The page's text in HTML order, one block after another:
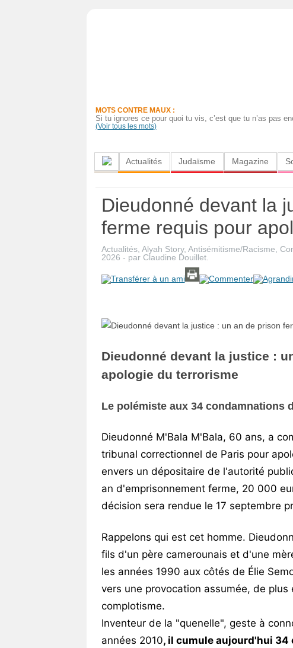
MOTS CONTRE MAUX :
Si tu ignores ce pour quoi tu vis, c’est que tu n’as pas
(Voir tous les mots)
Actualités Judaïsme Magazine
Dieudonné devant la
ferme requis pour
Actualités, Alyah Story, Antisémitisme/Racisme
2026 - par Claudine Douillet.
Dieudonné devant la justice :
apologie du terrorisme
Le polémiste aux 34 condamnations
Dieudonné M'Bala M'Bala, 60 ans, a
tribunal correctionnel de Paris pour
envers un dépositaire de l'autorité
an d'emprisonnement ferme, 20 000
décision sera rendue le 17 septembre
Rappelons qui est cet homme.
fils d'un père camerounais et d'une
les années 1990 aux côtés de Élie
vers une provocation assumée, de
complotisme.
Inventeur de la "quenelle", geste à
années 2010, il cumule aujourd'hui